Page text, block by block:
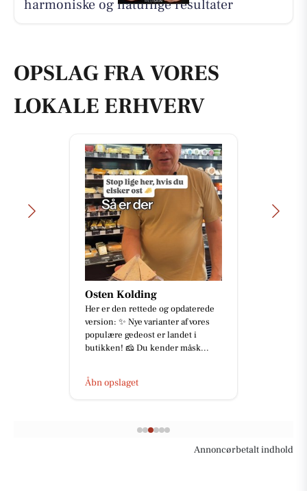
harmoniske og naturlige resultater
OPSLAG FRA VORES
LOKALE ERHVERV
Osten Kolding
Her er den rettede og opdaterede
version: ✨ Nye varianter af vores
populære gedeost er landet i
butikken! 🧀 Du kender måsk...
Åbn opslaget
Annoncørbetalt indhold